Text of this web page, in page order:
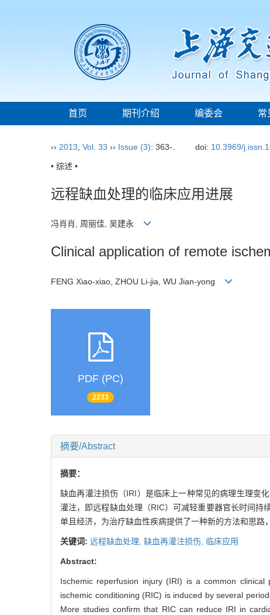
首页 期刊介绍 编委会 常
›› 2013 Vol. 33 ›› Issue (3): 363-. doi: 10.3969/
• 综述 •
远程缺血处理的临床应用进展
冯肖肖, 周丽佳, 吴建永
Clinical application of remote
FENG Xiao-xiao, ZHOU Li-jia, WU Jian-yong
PDF (PC)
2233
摘要/Abstract
摘要：
缺血再灌注损伤（IRI）是临床上一种常见的病理生理变
灌注，即远程缺血处理（RIC）可减轻重要器官长时间持
单且经济，为治疗缺血性疾病提供了一种新的方法和思路
关键词: 远程缺血处理, 缺血再灌注损伤, 临床应用
Abstract:
Ischemic reperfusion injury (IRI) is a common
ischemic conditioning (RIC) is induced by several
More studies confirm that RIC can reduce IRI in